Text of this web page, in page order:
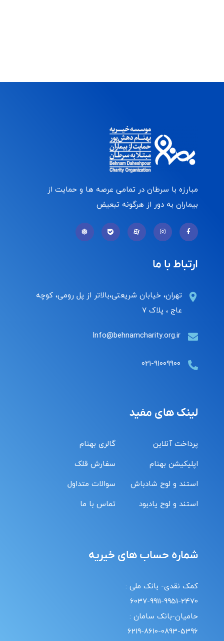
مبارزه با سرطان در تمامی عرصه ها و حمایت از
بیماران به دور از هرگونه تبعیض
ارتباط با ما
تهران، خیابان شریعتی،بالاتر از پل رومی، کوچه
عاج ، پلاک ۷
Info@behnamcharity.org.ir
۰۲۱-۹۱۰۰۹۹۰۰
لینک های مفید
پرداخت آنلاین
اپلیکیشن بهنام
استند و لوح شادباش
استند و لوح یادبود
گالری بهنام
سفارش قلک
سوالات متداول
تماس با ما
شماره حساب های خیریه
کمک نقدی- بانک ملی :
6037-9911-9951-2470
حامیان-بانک سامان :
6219-8610-0893-5396